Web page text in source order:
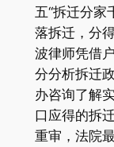
五“拆迁分家
落拆迁，分
波律师凭借
分分析拆迁
办咨询了解
口应得的拆
重审，法院